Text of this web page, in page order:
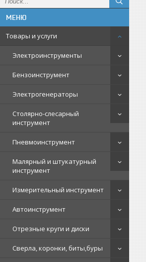
Товары и услуги
Электроинструменты
Бензоинструмент
Электрогенераторы
Столярно-слесарный
инструмент
Пневмоинструмент
Малярный и штукатурный
инструмент
Измерительный инструмент
Автоинструмент
Отрезные круги и диски
Сверла, коронки, биты,буры